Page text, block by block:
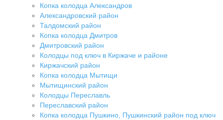
Копка колодца Александров
Александровский район
Талдомский район
Копка колодца Дмитров
Дмитровский район
Колодцы под ключ в Киржаче и районе
Киржачский район
Копка колодца Мытищи
Мытищинский район
Колодцы Переславль
Переславский район
Копка колодца Пушкино, Пушкинский район под ключ